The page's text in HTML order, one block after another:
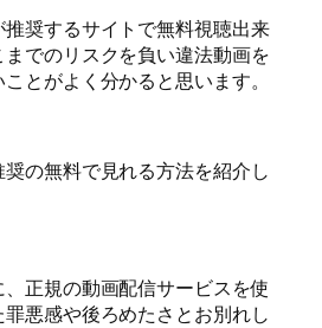
奨するサイトで無料視聴出来
でのリスクを負い違法動画を
とがよく分かると思います。
の無料で見れる方法を紹介し
正規の動画配信サービスを使
悪感や後ろめたさとお別れし